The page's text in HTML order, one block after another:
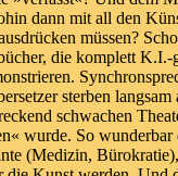
dann mit all den
müssen?
die komplett K.I.-
sterben
schwachen
«​​​​​​​ wurde. So
(Medizin,